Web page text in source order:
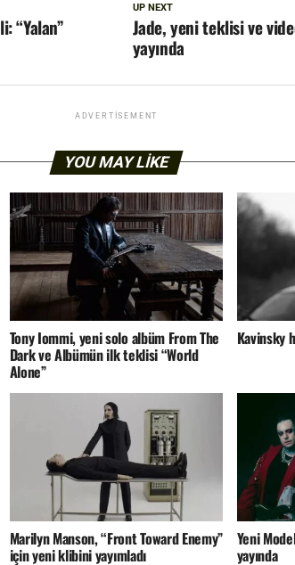
UP NEXT
Jade, yeni teklisi ve
yayında
“Yalan”
ADVERTISEMENT
YOU MAY LIKE
Tony Iommi, yeni solo albüm From The
Dark ve Albümün ilk teklisi “World
Alone”
Kavinsky
Marilyn Manson, “Front Toward Enemy”
için yeni klibini yayımladı
Yeni
yayında